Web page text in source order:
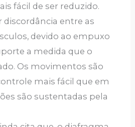
fácil de ser reduzido.
entre as
devido ao empuxo
a medida que o
Os movimentos são
mais fácil que em
são sustentadas pela